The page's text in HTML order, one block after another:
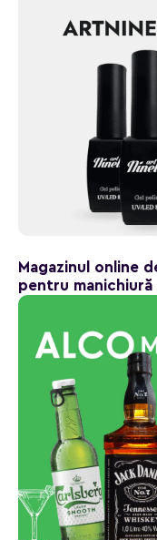
Magazinul online
pentru